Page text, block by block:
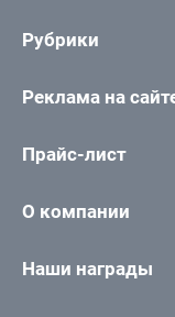
Рубрики
Реклама на
Прайс-лист
О компании
Наши награды